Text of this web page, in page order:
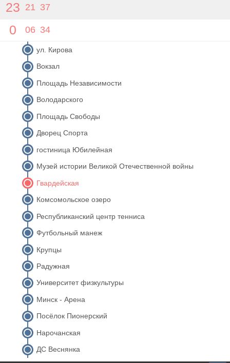
23 21 37
0 06 34
ул. Кирова
Вокзал
Площадь Независимости
Володарского
Площадь Свободы
Дворец Спорта
гостиница Юбилейная
Музей истории Великой Отечественной войны
Гвардейская
Комсомольское озеро
Республиканский центр тенниса
Футбольный манеж
Крупцы
Радужная
Университет физкультуры
Минск - Арена
Посёлок Пионерский
Нарочанская
ДС Веснянка